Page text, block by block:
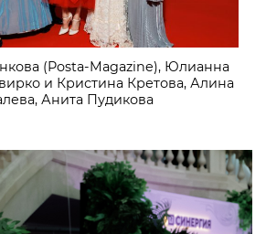
(Posta-Magazine), Юлианна
и Кристина Кретова, Алина
Анита Пудикова